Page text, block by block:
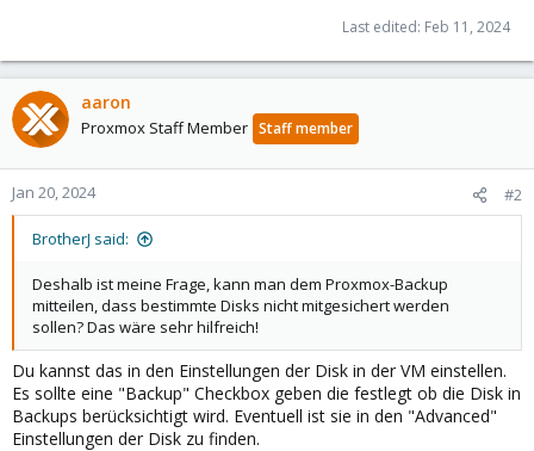
Last edited: Feb 11, 2024
aaron
Proxmox Staff Member Staff member
Jan 20, 2024 #2
BrotherJ said:
Deshalb ist meine Frage, kann man dem Proxmox-Backup
mitteilen, dass bestimmte Disks nicht mitgesichert werden
sollen? Das wäre sehr hilfreich!
Du kannst das in den Einstellungen der Disk in der VM einstellen.
Es sollte eine "Backup" Checkbox geben die festlegt ob die Disk in
Backups berücksichtigt wird. Eventuell ist sie in den "Advanced"
Einstellungen der Disk zu finden.